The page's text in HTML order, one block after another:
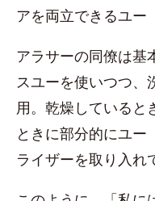
アを両立できるユー
アラサーの同僚は基
スユーを使いつつ、
用。乾燥していると
ときに部分的にユー
ライザーを取り入れ